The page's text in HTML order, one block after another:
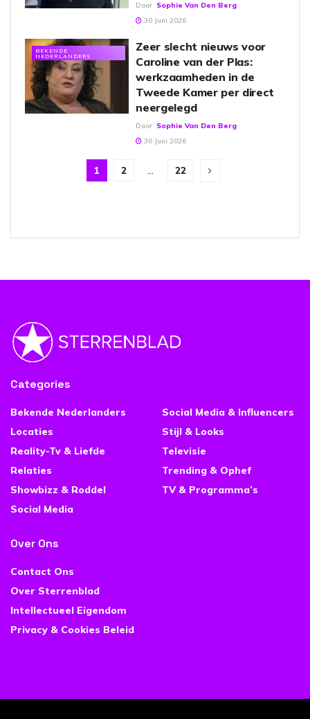
Door Sophie Van Den Berg
30 Juni 2026
BEKENDE
NEDERLANDERS
Zeer slecht nieuws voor
Caroline van der Plas:
werkzaamheden in de
Tweede Kamer per direct
neergelegd
Door Sophie Van Den Berg
30 Juni 2026
1 2 22
Categories
Bekende Nederlanders
Locaties
Reality-Tv & Liefde
Relaties
Showbizz & Roddel
Social Media
Social Media & Influencers
Stijl & Looks
Televisie
Trending & Ophef
TV & Programma’s
Over Ons
Contact Ons
Over Sterrenblad
Intellectueel Eigendom
Privacy & Cookies Beleid